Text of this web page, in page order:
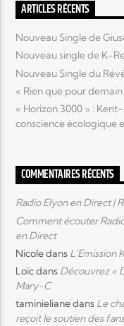
ARTICLES RÉCENTS
Nouveau Single de
Nouveau single de K-
Nouveau Single du
« Rien que pour
« Horizon 3000 » :
conscience écologique
COMMENTAIRES RÉCENTS
Radio Elyon en Direct |
Comment écouter
en Direct
Nicoledans L’Emission
Loïcdans Découvrez «
Mary-C
taminielianedans Le
reçoit le soutien des